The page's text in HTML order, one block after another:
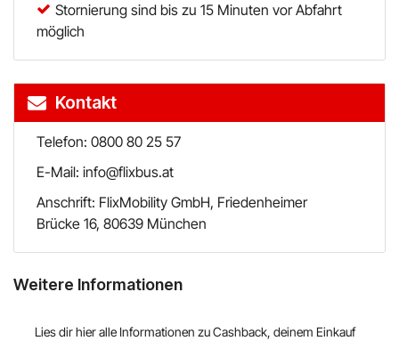
Stornierung sind bis zu 15 Minuten vor Abfahrt
möglich
Kontakt
Telefon: 0800 80 25 57
E-Mail: info@flixbus.at
Anschrift: FlixMobility GmbH, Friedenheimer
Brücke 16, 80639 München
Weitere Informationen
Lies dir hier alle Informationen zu Cashback, deinem Einkauf